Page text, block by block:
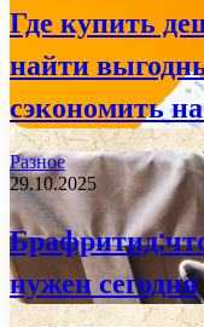
Где купить
найти
сэкономить
Разное
29.10.2025
нужен сегодня